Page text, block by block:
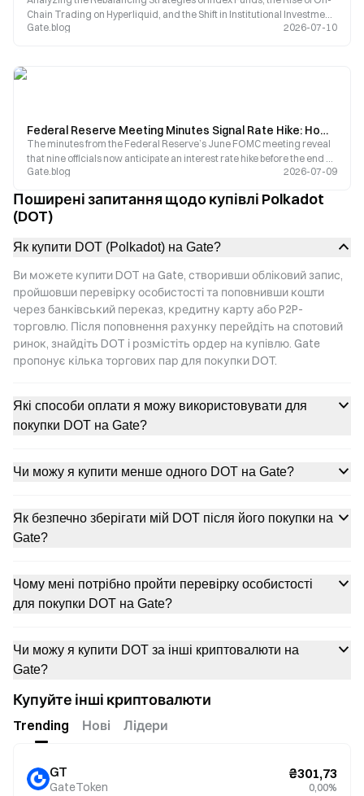
Chain Trading on Hyperliquid, and the Shift in Institutional Investment
Trends
Gate.blog 2026-07-10
Federal Reserve Meeting Minutes Signal Rate Hike: How Will Support from 9 Members Reshape the Crypto Market Narrative?
The minutes from the Federal Reserve’s June FOMC meeting reveal
that nine officials now anticipate an interest rate hike before the end of
2026, compared to zero in March. The median value in the dot plot
Gate.blog 2026-07-09
Поширені запитання щодо купівлі Polkadot
(DOT)
Як купити DOT (Polkadot) на Gate?
Ви можете купити DOT на Gate, створивши обліковий запис,
пройшовши перевірку особистості та поповнивши кошти
через банківський переказ, кредитну карту або P2P-
торговлю. Після поповнення рахунку перейдіть на спотовий
ринок, знайдіть DOT і розмістіть ордер на купівлю. Gate
пропонує кілька торгових пар для покупки DOT.
Які способи оплати я можу використовувати для
покупки DOT на Gate?
Чи можу я купити менше одного DOT на Gate?
Як безпечно зберігати мій DOT після його покупки на
Gate?
Чому мені потрібно пройти перевірку особистості
для покупки DOT на Gate?
Чи можу я купити DOT за інші криптовалюти на
Gate?
Купуйте інші криптовалюти
Trending Нові Лідери
GT
GateToken
₴301,73
0,00%